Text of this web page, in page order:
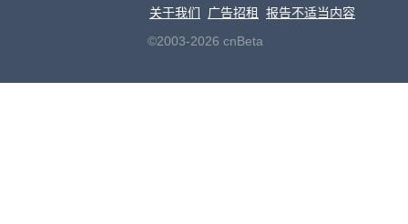
关于我们
广告招租
报告不适当内容
©2003-2026 cnBeta